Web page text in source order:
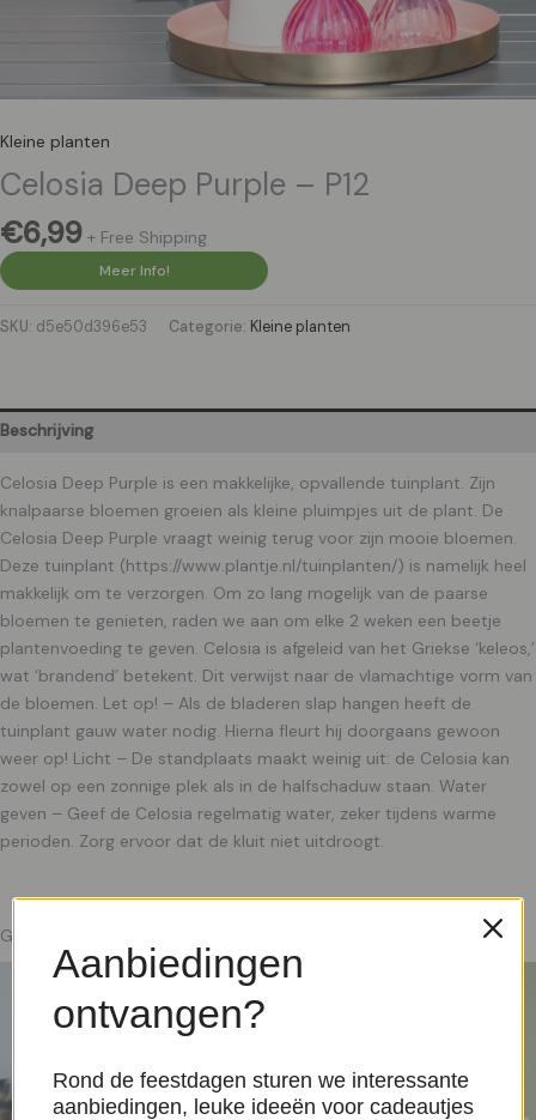
Kleine planten
Celosia Deep Purple – P12
€6,99 + Free Shipping
Meer Info!
SKU: d5e50d396e53 Categorie: Kleine planten
Beschrijving
Celosia Deep Purple is een makkelijke, opvallende tuinplant. Zijn
knalpaarse bloemen groeien als kleine pluimpjes uit de plant. De
Celosia Deep Purple vraagt weinig terug voor zijn mooie bloemen.
Deze tuinplant (https://www.plantje.nl/tuinplanten/) is namelijk heel
makkelijk om te verzorgen. Om zo lang mogelijk van de paarse
bloemen te genieten, raden we aan om elke 2 weken een beetje
plantenvoeding te geven. Celosia is afgeleid van het Griekse ‘keleos,’
wat ‘brandend’ betekent. Dit verwijst naar de vlamachtige vorm van
de bloemen. Let op! – Als de bladeren slap hangen heeft de
tuinplant gauw water nodig. Hierna fleurt hij doorgaans gewoon
weer op! Licht – De standplaats maakt weinig uit: de Celosia kan
zowel op een zonnige plek als in de halfschaduw staan. Water
geven – Geef de Celosia regelmatig water, zeker tijdens warme
perioden. Zorg ervoor dat de kluit niet uitdroogt.
Gerelateerde producten
Aanbiedingen
ontvangen?
Rond de feestdagen sturen we interessante
aanbiedingen, leuke ideeën voor cadeautjes